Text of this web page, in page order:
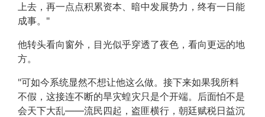
上去，再一点点积累资本、暗中发展势力，终有一日能
成事。"
他转头看向窗外，目光似乎穿透了夜色，看向更远的地
方。
"可如今系统显然不想让他这么做。接下来如果我所料
不假，这接连不断的旱灾蝗灾只是个开端。后面怕不是
会天下大乱——流民四起，盗匪横行，朝廷赋税日益沉